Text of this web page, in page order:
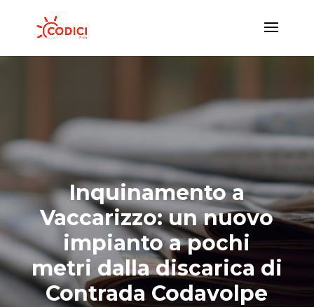
Inquinamento a
Vaccarizzo: un nuovo
impianto a pochi
metri dalla discarica di
Contrada Codavolpe